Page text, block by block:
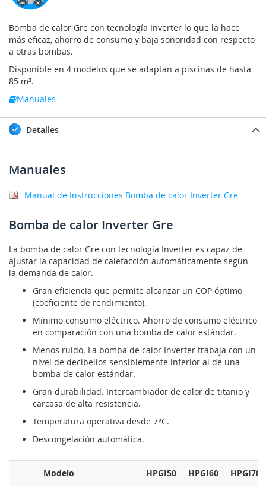
Bomba de calor Gre con tecnología Inverter lo que la hace
más eficaz, ahorro de consumo y baja sonoridad con respecto
a otras bombas.
Disponible en 4 modelos que se adaptan a piscinas de hasta
85 m³.
Manuales
Detalles
Manuales
Manual de Instrucciones Bomba de calor Inverter Gre
Bomba de calor Inverter Gre
La bomba de calor Gre con tecnología Inverter es capaz de
ajustar la capacidad de calefacción automáticamente según
la demanda de calor.
Gran eficiencia que permite alcanzar un COP óptimo
(coeficiente de rendimiento).
Mínimo consumo eléctrico. Ahorro de consumo eléctrico
en comparación con una bomba de calor estándar.
Menos ruido. La bomba de calor Inverter trabaja con un
nivel de decibelios sensiblemente inferior al de una
bomba de calor estándar.
Gran durabilidad. Intercambiador de calor de titanio y
carcasa de alta resistencia.
Temperatura operativa desde 7°C.
Descongelación automática.
Modelo HPGI50 HPGI60 HPGI70